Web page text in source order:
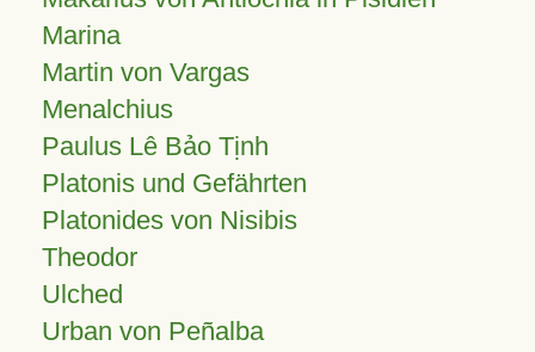
Marina
Martin von Vargas
Menalchius
Paulus Lê Bảo Tịnh
Platonis und Gefährten
Platonides von Nisibis
Theodor
Ulched
Urban von Peñalba